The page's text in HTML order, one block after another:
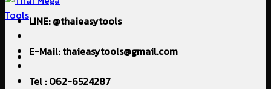
LINE: @thaieasytools
E-Mail: thaieasytools@gmail.com
Tel : 062-6524287